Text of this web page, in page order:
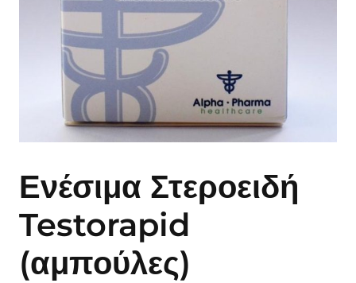
Ενέσιμα Στεροειδή
Testorapid
(αμπούλες)